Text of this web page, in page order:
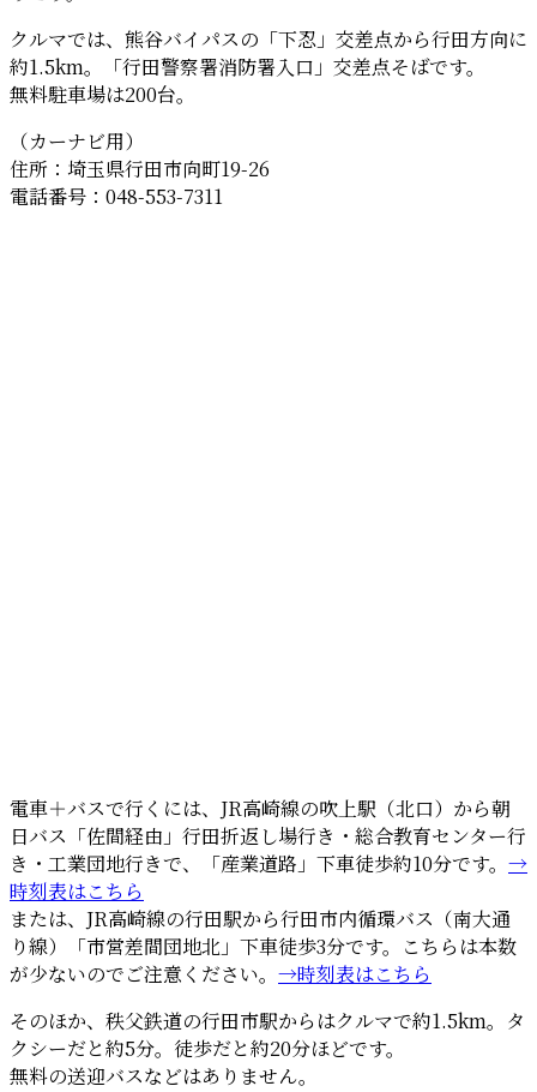
クルマでは、熊谷バイパスの「下忍」交差点から行田方向に
約1.5km。「行田警察署消防署入口」交差点そばです。
無料駐車場は200台。
（カーナビ用）
住所：埼玉県行田市向町19-26
電話番号：048-553-7311
電車＋バスで行くには、JR高崎線の吹上駅（北口）から朝
日バス「佐間経由」行田折返し場行き・総合教育センター行
き・⼯業団地行きで、「産業道路」下車徒歩約10分です。 →
時刻表はこちら
または、JR高崎線の行田駅から行田市内循環バス（南大通
り線）「市営差間団地北」下車徒歩3分です。こちらは本数
が少ないのでご注意ください。 →時刻表はこちら
そのほか、秩父鉄道の行田市駅からはクルマで約1.5km。タ
クシーだと約5分。徒歩だと約20分ほどです。
無料の送迎バスなどはありません。